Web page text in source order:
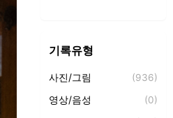
기록유형
사진/그림 (936)
영상/음성 (0)